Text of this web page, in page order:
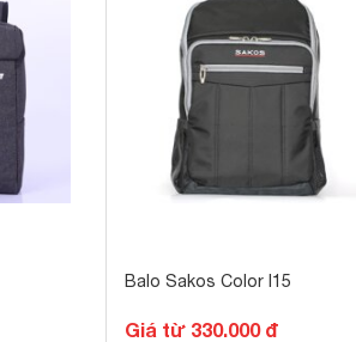
Balo Sakos Color I15
Giá từ 330.000 đ